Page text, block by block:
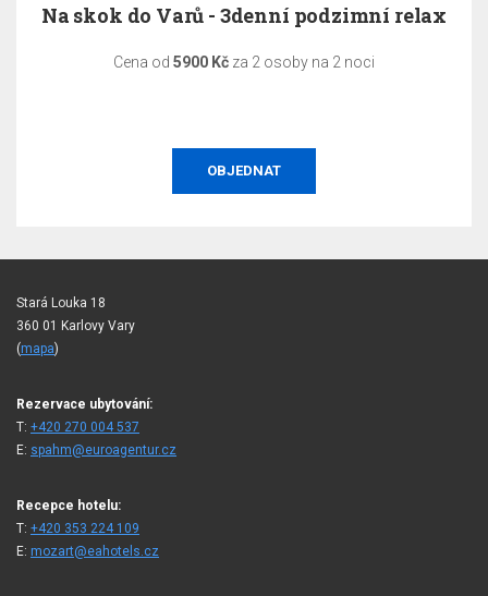
Na skok do Varů - 3denní podzimní relax
Cena od 5900 Kč za 2 osoby na 2 noci
OBJEDNAT
Stará Louka 18
360 01 Karlovy Vary
(mapa)
Rezervace ubytování:
T: +420 270 004 537
E: spahm@euroagentur.cz
Recepce hotelu:
T: +420 353 224 109
E: mozart@eahotels.cz